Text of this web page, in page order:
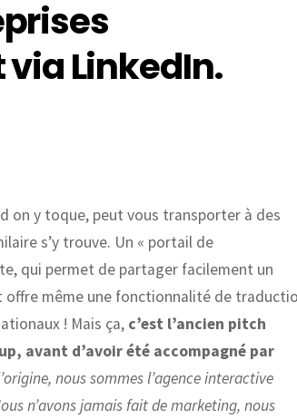
LinkedIn.
on y toque, peut vous transporter à des
s’y trouve. Un « portail de
qui permet de partager facilement un
offre même une fonctionnalité de
! Mais ça, c’est l’ancien pitch
avant d’avoir été accompagné par
nous sommes l’agence interactive
n’avons jamais fait de marketing, nous